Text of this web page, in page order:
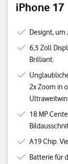
iPhone 17
Designt,
6,3 Zoll
Brilliant.
2x Zoom in
18 MP
A19 Chip.
Batterie für